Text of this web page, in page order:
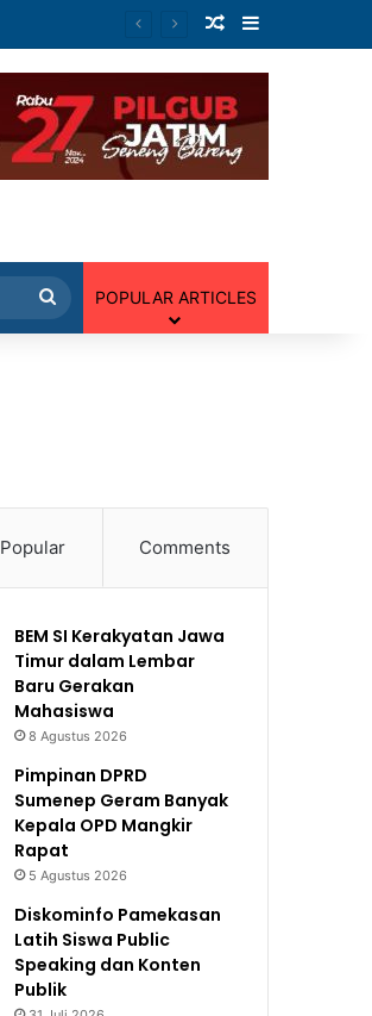
Artikel Random
berita
POPULAR ARTICLES
Popular Comments
BEM SI Kerakyatan Jawa
Timur dalam Lembar
Baru Gerakan
Mahasiswa
8 Agustus 2026
Pimpinan DPRD
Sumenep Geram Banyak
Kepala OPD Mangkir
Rapat
5 Agustus 2026
Diskominfo Pamekasan
Latih Siswa Public
Speaking dan Konten
Publik